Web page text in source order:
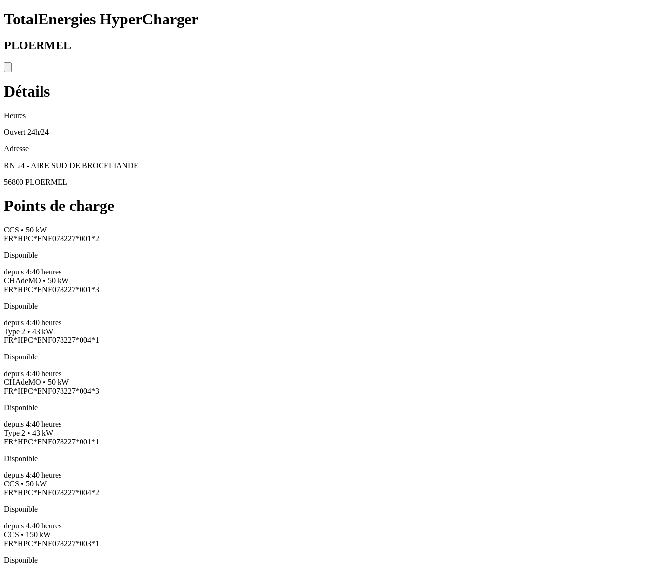
TotalEnergies HyperCharger
PLOERMEL
Détails
Heures
Ouvert 24h/24
Adresse
RN 24 - AIRE SUD DE BROCELIANDE
56800 PLOERMEL
Points de charge
CCS • 50 kW
FR*HPC*ENF078227*001*2
Disponible
depuis 4:40 heures
CHAdeMO • 50 kW
FR*HPC*ENF078227*001*3
Disponible
depuis 4:40 heures
Type 2 • 43 kW
FR*HPC*ENF078227*004*1
Disponible
depuis 4:40 heures
CHAdeMO • 50 kW
FR*HPC*ENF078227*004*3
Disponible
depuis 4:40 heures
Type 2 • 43 kW
FR*HPC*ENF078227*001*1
Disponible
depuis 4:40 heures
CCS • 50 kW
FR*HPC*ENF078227*004*2
Disponible
depuis 4:40 heures
CCS • 150 kW
FR*HPC*ENF078227*003*1
Disponible